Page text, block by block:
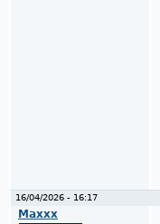
16/04/2026 - 16:17
Maxxx